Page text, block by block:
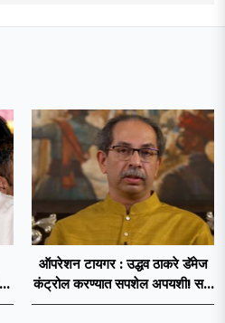
ऑपरेशन टायगर : उद्धव ठाकरे डॅमेज
कंट्रोल करण्यात सपशेल अपयशी! सहा
खासदारांनंतर आमदारांसह नगरसेवकही